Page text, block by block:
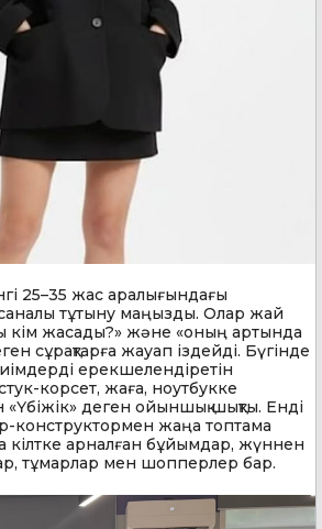
25–35 жас аралығындағы
тұтыну маңызды. Олар жай
кім жасады?» және «оның артында
сұрақтарға жауап іздейді. Бүгінде
ерекшелендіретін
корсет, жаға, ноутбукке
деген ойыншық шықты. Енді
конструктормен жаңа топтама
кілтке арналған бұйымдар, жүннен
тұмарлар мен шопперлер бар.